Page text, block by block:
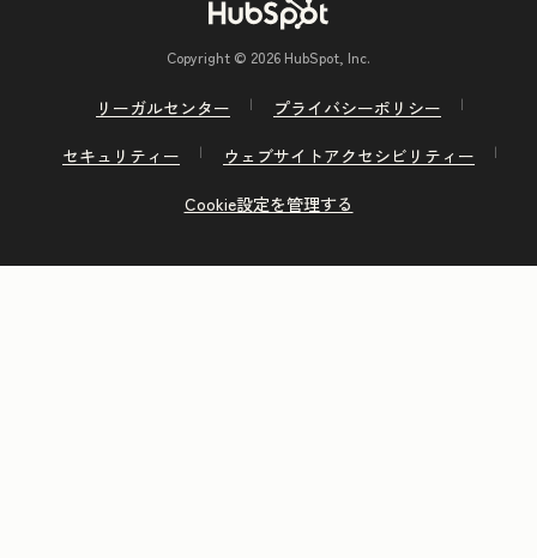
Copyright © 2026 HubSpot, Inc.
リーガルセンター
プライバシーポリシー
セキュリティー
ウェブサイトアクセシビリティー
Cookie設定を管理する